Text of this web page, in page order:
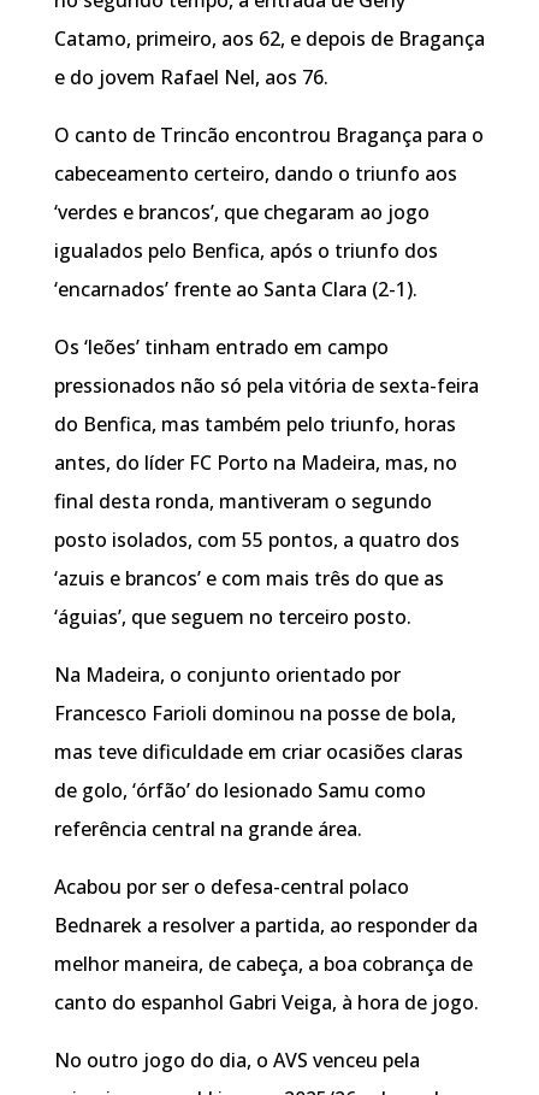
Catamo, primeiro, aos 62, e depois de Bragança
e do jovem Rafael Nel, aos 76.
O canto de Trincão encontrou Bragança para o
cabeceamento certeiro, dando o triunfo aos
‘verdes e brancos’, que chegaram ao jogo
igualados pelo Benfica, após o triunfo dos
‘encarnados’ frente ao Santa Clara (2-1).
Os ‘leões’ tinham entrado em campo
pressionados não só pela vitória de sexta-feira
do Benfica, mas também pelo triunfo, horas
antes, do líder FC Porto na Madeira, mas, no
final desta ronda, mantiveram o segundo
posto isolados, com 55 pontos, a quatro dos
‘azuis e brancos’ e com mais três do que as
‘águias’, que seguem no terceiro posto.
Na Madeira, o conjunto orientado por
Francesco Farioli dominou na posse de bola,
mas teve dificuldade em criar ocasiões claras
de golo, ‘órfão’ do lesionado Samu como
referência central na grande área.
Acabou por ser o defesa-central polaco
Bednarek a resolver a partida, ao responder da
melhor maneira, de cabeça, a boa cobrança de
canto do espanhol Gabri Veiga, à hora de jogo.
No outro jogo do dia, o AVS venceu pela